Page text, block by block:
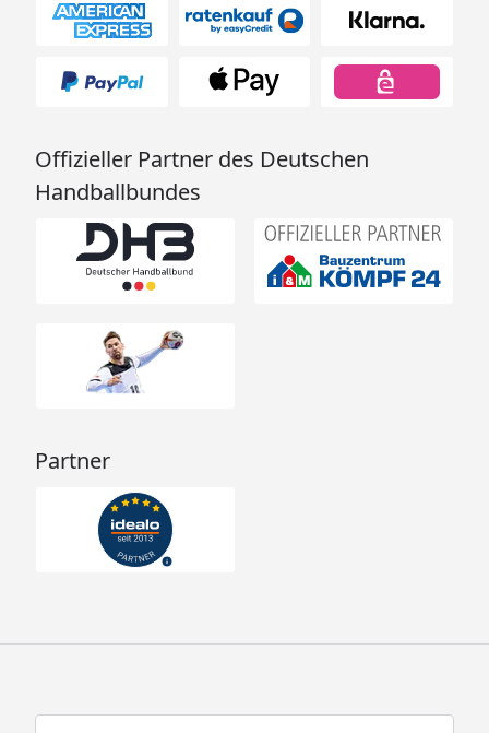
Offizieller Partner des Deutschen
Handballbundes
Partner